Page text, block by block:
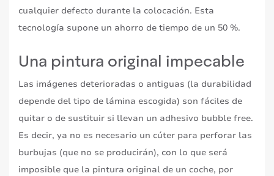
cualquier defecto durante la colocación. Esta
tecnología supone un ahorro de tiempo de un 50 %.
Una pintura original impecable
Las imágenes deterioradas o antiguas (la durabilidad
depende del tipo de lámina escogida) son fáciles de
quitar o de sustituir si llevan un adhesivo bubble free.
Es decir, ya no es necesario un cúter para perforar las
burbujas (que no se producirán), con lo que será
imposible que la pintura original de un coche, por